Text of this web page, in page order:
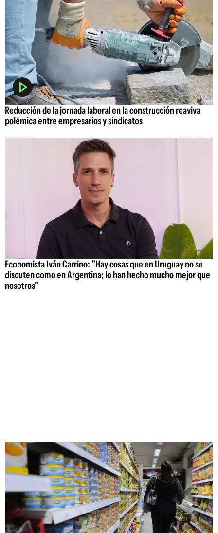
Reducción de la jornada laboral en la construcción reaviva
polémica entre empresarios y sindicatos
Economista Iván Carrino: "Hay cosas que en Uruguay no se
discuten como en Argentina; lo han hecho mucho mejor que
nosotros"